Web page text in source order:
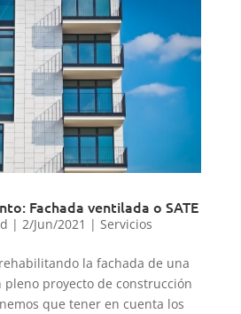
Fachada ventilada o SATE
| 2/Jun/2021 | Servicios
la fachada de una
pleno proyecto de construcción
que tener en cuenta los